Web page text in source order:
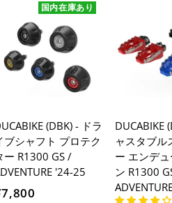
国内在庫あり
(DBK) - ドラ
ブシャフト プロテク
ー R1300 GS /
'24-25
DUCABIKE
ャスタブル
ー エンデ
ン R1300